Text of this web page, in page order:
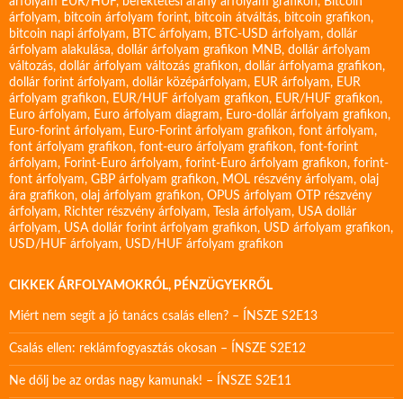
árfolyam, bitcoin árfolyam forint, bitcoin átváltás, bitcoin grafikon,
bitcoin napi árfolyam, BTC árfolyam, BTC-USD árfolyam, dollár
árfolyam alakulása, dollár árfolyam grafikon MNB, dollár árfolyam
változás, dollár árfolyam változás grafikon, dollár árfolyama grafikon,
dollár forint árfolyam, dollár középárfolyam, EUR árfolyam, EUR
árfolyam grafikon, EUR/HUF árfolyam grafikon, EUR/HUF grafikon,
Euro árfolyam, Euro árfolyam diagram, Euro-dollár árfolyam grafikon,
Euro-forint árfolyam, Euro-Forint árfolyam grafikon, font árfolyam,
font árfolyam grafikon, font-euro árfolyam grafikon, font-forint
árfolyam, Forint-Euro árfolyam, forint-Euro árfolyam grafikon, forint-
font árfolyam, GBP árfolyam grafikon, MOL részvény árfolyam, olaj
ára grafikon, olaj árfolyam grafikon, OPUS árfolyam OTP részvény
árfolyam, Richter részvény árfolyam, Tesla árfolyam, USA dollár
árfolyam, USA dollár forint árfolyam grafikon, USD árfolyam grafikon,
USD/HUF árfolyam, USD/HUF árfolyam grafikon
CIKKEK ÁRFOLYAMOKRÓL, PÉNZÜGYEKRŐL
Miért nem segít a jó tanács csalás ellen? – ÍNSZE S2E13
Csalás ellen: reklámfogyasztás okosan – ÍNSZE S2E12
Ne dőlj be az ordas nagy kamunak! – ÍNSZE S2E11